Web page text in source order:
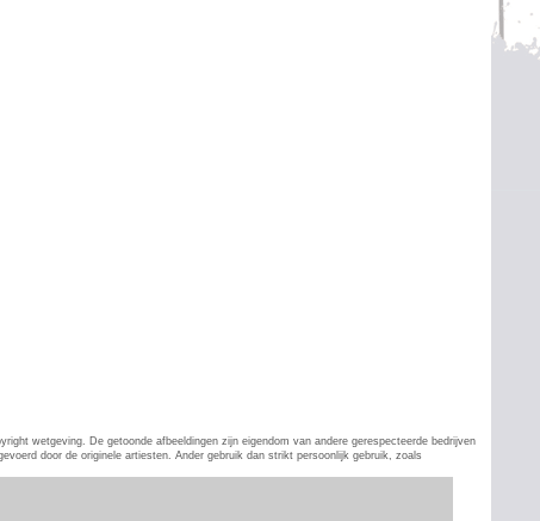
wetgeving. De getoonde afbeeldingen zijn eigendom van andere gerespecteerde bedrijven
door de originele artiesten. Ander gebruik dan strikt persoonlijk gebruik, zoals